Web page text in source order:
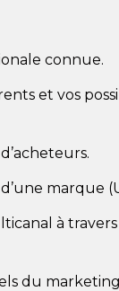
connue.
et vos
marque
à
du